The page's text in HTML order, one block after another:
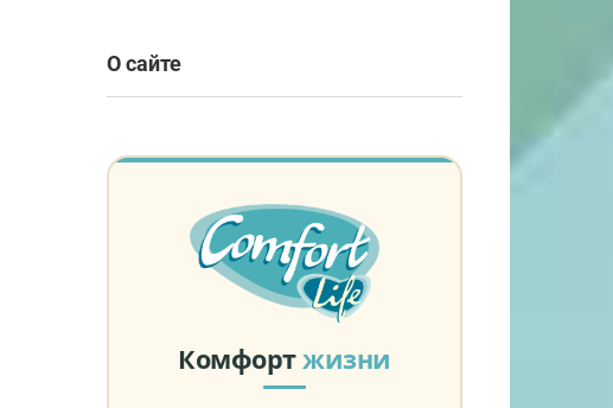
О сайте
Комфортжизни